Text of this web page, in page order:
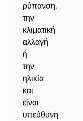
ρύπανση,
την
κλιματική
αλλαγή
ή
την
ηλικία
και
είναι
υπεύθυνη